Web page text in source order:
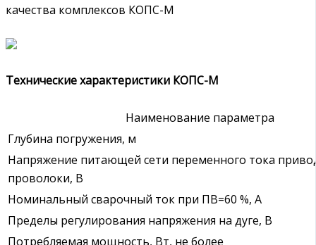
качества комплексов КОПС-М
Технические характеристики КОПС-М
Наименование параметра
Глубина погружения, м
Напряжение питающей сети переменного тока
проволоки, В
Номинальный сварочный ток при ПВ=60 %, А
Пределы регулирования напряжения на дуге, В
Потребляемая мощность, Вт, не более